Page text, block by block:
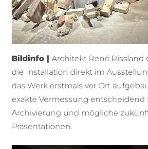
Bildinfo | Architekt René
die Installation direkt im
das Werk erstmals vor Ort
exakte Vermessung entscheidend
Archivierung und mögliche
Präsentationen.